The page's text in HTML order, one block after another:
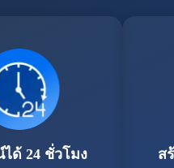
ด้ 24 ชั่วโมง
ส